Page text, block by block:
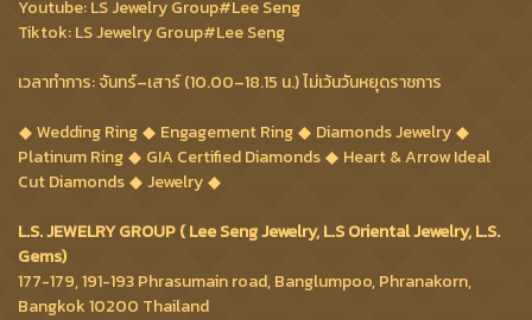
Youtube: LS Jewelry Group#Lee Seng
Tiktok: LS Jewelry Group#Lee Seng
เวลาทำการ: จันทร์–เสาร์ (10.00–18.15 น.) ไม่เว้นวันหยุดราชการ
Wedding Ring
Engagement Ring
Diamonds Jewelry
Platinum Ring
GIA Certified Diamonds
Heart & Arrow Ideal
Cut Diamonds
Jewelry
L.S. JEWELRY GROUP ( Lee Seng Jewelry, L.S Oriental Jewelry, L.S.
Gems)
177-179, 191-193 Phrasumain road, Banglumpoo, Phranakorn,
Bangkok 10200 Thailand